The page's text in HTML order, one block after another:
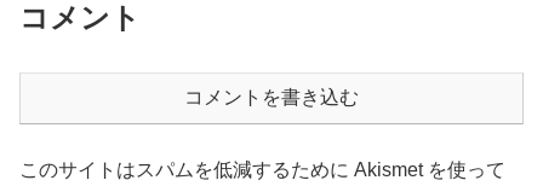
コメント
コメントを書き込む
このサイトはスパムを低減するために Akismet を使って